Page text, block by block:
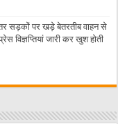
सड़कों पर खड़े बेतरतीब वाहन से
विज्ञप्तियां जारी कर खुश होती